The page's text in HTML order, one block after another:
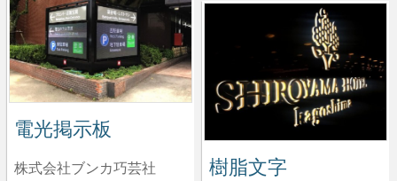
電光掲示板
株式会社ブンカ巧芸社 樹脂文字